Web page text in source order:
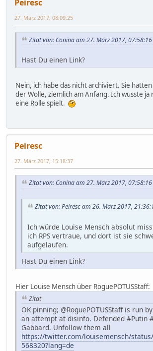
Peiresc
27. März 2017, 08:09:25
Zitat von: Conina am 27. März 2017, 07:58:16
Hast Du einen Link?
Nein, ich habe das nicht archiviert. Sie
der Wolle, ziemlich am Anfang. Ich wusste ja
eine Rolle spielt.
Peiresc
27. März 2017, 15:18:37
Zitat von: Conina am 27. März 2017, 07:58:16
Zitat von: Peiresc am 26. März 2017,
Ich würde Louise Mensch absolut
ich RPS vertraue, und dort ist sie
aufgelaufen.
Hast Du einen Link?
Hier Louise Mensch über RoguePOTUSStaff:
Zitat
OK pinning; @RoguePOTUSStaff is run
an attempt at disinfo. Defended #Putin
Gabbard. Unfollow them all
https://twitter.com/louisemensch/
568320?lang=de